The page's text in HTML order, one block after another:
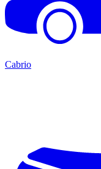
Cabrio